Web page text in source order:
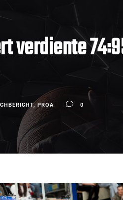
verdiente
, PROA 0